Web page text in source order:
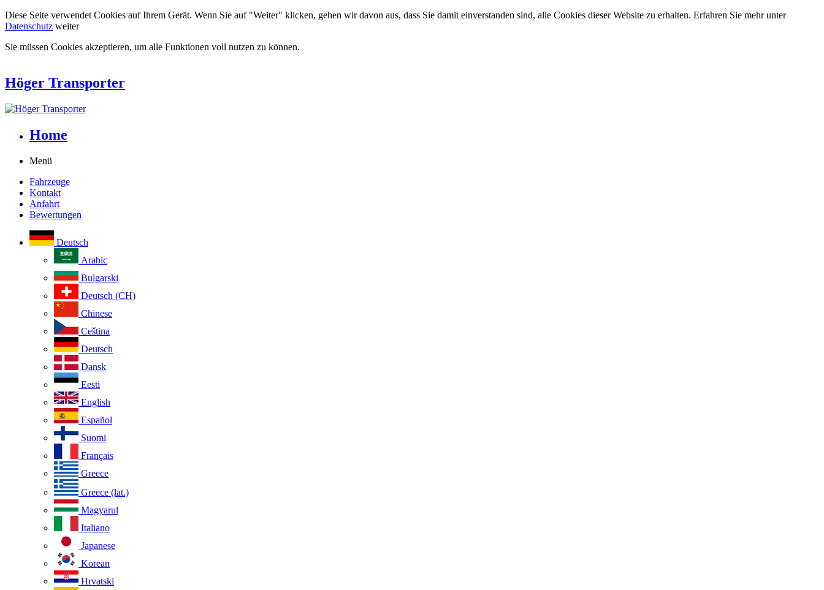
Diese Seite verwendet Cookies auf Ihrem Gerät. Wenn Sie auf "Weiter" klicken, gehen wir davon aus, dass Sie damit einverstanden sind, alle Cookies dieser Website zu erhalten. Erfahren Sie mehr unter
Datenschutz weiter
Sie müssen Cookies akzeptieren, um alle Funktionen voll nutzen zu können.
Höger Transporter
Home
Menü
Fahrzeuge
Kontakt
Anfahrt
Bewertungen
Deutsch
Arabic
Bulgarski
Deutsch (CH)
Chinese
Ceština
Deutsch
Dansk
Eesti
English
Español
Suomi
Français
Greece
Greece (lat.)
Magyarul
Italiano
Japanese
Korean
Hrvatski